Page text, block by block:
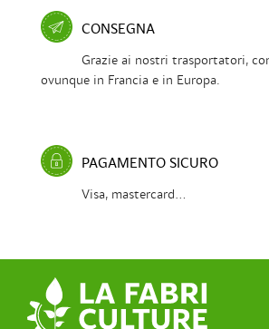
CONSEGNA
Grazie ai nostri trasportatori,
ovunque in Francia e in Europa.
PAGAMENTO SICURO
Visa, mastercard...